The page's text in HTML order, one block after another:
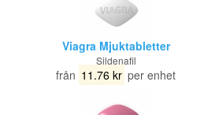
Viagra Mjuktabletter
Sildenafil
från 11.76 kr per enhet